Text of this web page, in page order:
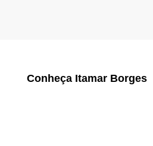
Conheça Itamar Borges